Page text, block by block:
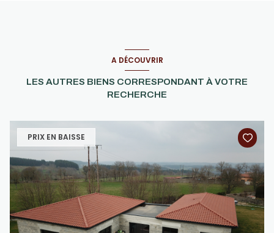
A DÉCOUVRIR
LES AUTRES BIENS CORRESPONDANT À VOTRE
RECHERCHE
PRIX EN BAISSE